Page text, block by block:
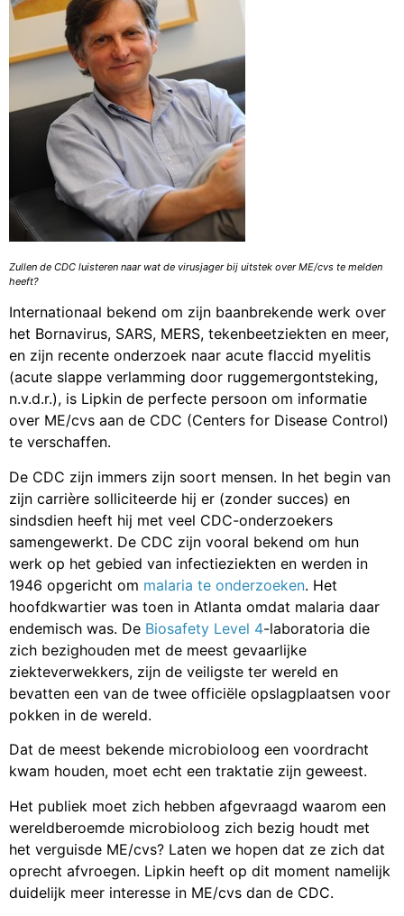
Zullen de CDC luisteren naar wat de virusjager bij uitstek over ME/cvs te melden
heeft?
Internationaal bekend om zijn baanbrekende werk over
het Bornavirus, SARS, MERS, tekenbeetziekten en meer,
en zijn recente onderzoek naar acute flaccid myelitis
(acute slappe verlamming door ruggemergontsteking,
n.v.d.r.), is Lipkin de perfecte persoon om informatie
over ME/cvs aan de CDC (Centers for Disease Control)
te verschaffen.
De CDC zijn immers zijn soort mensen. In het begin van
zijn carrière solliciteerde hij er (zonder succes) en
sindsdien heeft hij met veel CDC-onderzoekers
samengewerkt. De CDC zijn vooral bekend om hun
werk op het gebied van infectieziekten en werden in
1946 opgericht om malaria te onderzoeken. Het
hoofdkwartier was toen in Atlanta omdat malaria daar
endemisch was. De Biosafety Level 4-laboratoria die
zich bezighouden met de meest gevaarlijke
ziekteverwekkers, zijn de veiligste ter wereld en
bevatten een van de twee officiële opslagplaatsen voor
pokken in de wereld.
Dat de meest bekende microbioloog een voordracht
kwam houden, moet echt een traktatie zijn geweest.
Het publiek moet zich hebben afgevraagd waarom een
wereldberoemde microbioloog zich bezig houdt met
het verguisde ME/cvs? Laten we hopen dat ze zich dat
oprecht afvroegen. Lipkin heeft op dit moment namelijk
duidelijk meer interesse in ME/cvs dan de CDC.